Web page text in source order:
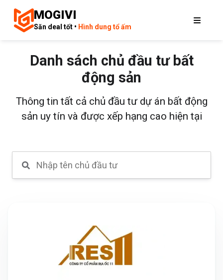
MOGIVI
Săn deal tốt • Hình dung tổ ấm
Danh sách chủ đầu tư bất
động sản
Thông tin tất cả chủ đầu tư dự án bất động
sản uy tín và được xếp hạng cao hiện tại